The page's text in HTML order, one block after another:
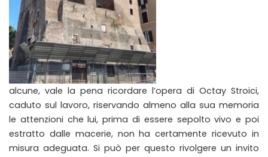
alcune, vale la pena ricordare l’opera di Octay Stroici,
caduto sul lavoro, riservando almeno alla sua memoria
le attenzioni che lui, prima di essere sepolto vivo e poi
estratto dalle macerie, non ha certamente ricevuto in
misura adeguata. Si può per questo rivolgere un invito